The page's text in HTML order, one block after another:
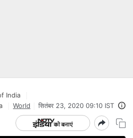
India
World सितंबर 23, 2020 09:10 IST